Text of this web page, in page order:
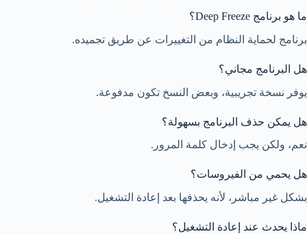
ما هو برنامج Deep Freeze؟
برنامج لحماية النظام من التغييرات عن طريق تجميده.
هل البرنامج مجاني؟
يوفر نسخة تجريبية، وبعض النسخ تكون مدفوعة.
هل يمكن حذف البرنامج بسهولة؟
نعم، ولكن يجب إدخال كلمة المرور.
هل يحمي من الفيروسات؟
بشكل غير مباشر، لأنه يحذفها بعد إعادة التشغيل.
ماذا يحدث عند إعادة التشغيل؟